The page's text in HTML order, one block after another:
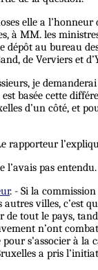
elle a
à MM. les
dépôt au bureau
de Verviers et
je
basée cette
d’un côté, et
rapporteur
l’avais pas entendu.
. - Si la
autres villes, c’est
tout le pays,
n’ont
s’associer à la
a pris